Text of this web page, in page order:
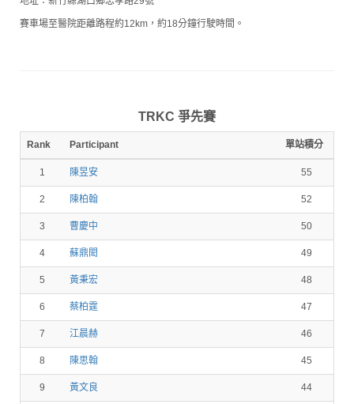
賽車場至醫院距離路程約12km，約18分鐘行駛時間。
TRKC 爭先賽
Rank Participant 單站積分
1 陳昱安 55
2 陳柏翰 52
3 曹慶中 50
4 蘇鼎閎 49
5 黃秉宏 48
6 蔡柏霆 47
7 江晨赫 46
8 陳思翰 45
9 黃文良 44